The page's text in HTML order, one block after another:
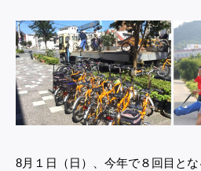
8月１日（日）、今年で８回目と